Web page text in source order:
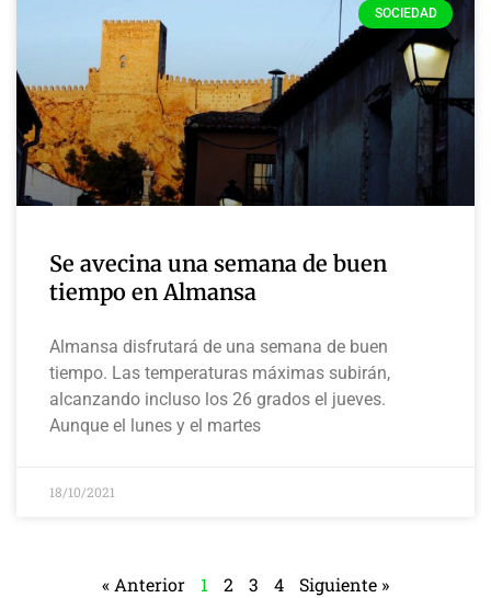
SOCIEDAD
Se avecina una semana de buen
tiempo en Almansa
Almansa disfrutará de una semana de buen
tiempo. Las temperaturas máximas subirán,
alcanzando incluso los 26 grados el jueves.
Aunque el lunes y el martes
18/10/2021
« Anterior 1 2 3 4 Siguiente »